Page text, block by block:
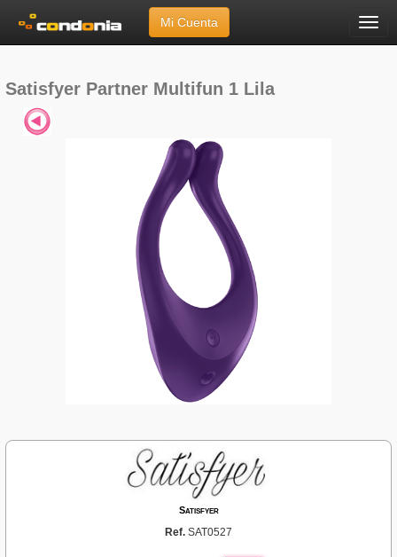
Menú
Mi Cuenta
»Satisfyer Partner Multifun 1 Lila
Satisfyer Partner Multifun 1 Lila
Satisfyer
Ref. SAT0527